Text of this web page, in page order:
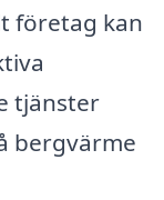
företag kan
tjänster
bergvärme